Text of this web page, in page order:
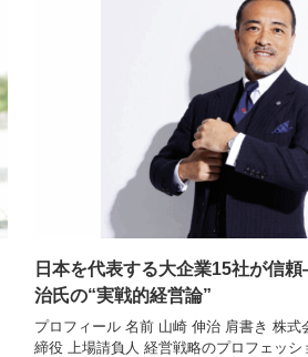
日本を代表する大企業15社が信
治氏の“実戦的経営論”
プロフィール 名前 山崎 伸治 肩書き 株式
締役 上場請負人 経営戦略のプロフェッシ